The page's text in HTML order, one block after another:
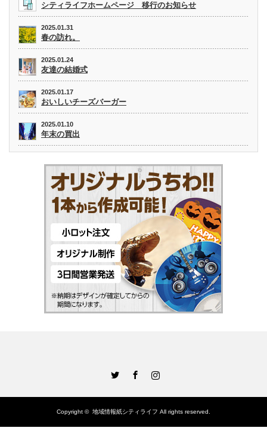
シティライフホームページ 移行のお知らせ
2025.01.31
春の訪れ。
2025.01.24
友達の結婚式
2025.01.17
おいしいチーズバーガー
2025.01.10
年末の買出
Copyright © 地域情報紙シティライフ All rights reserved.